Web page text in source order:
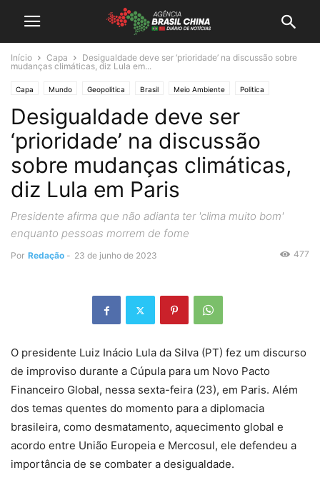
Início Capa
Desigualdade deve ser ‘prioridade’ na discussão sobre
mudanças climáticas, diz Lula em...
Capa Mundo Geopolitica Brasil Meio Ambiente Politica
Desigualdade deve ser
‘prioridade’ na discussão
sobre mudanças climáticas,
diz Lula em Paris
Presidente afirma que não adianta ter 'clima muito bom'
enquanto pessoas morrem de fome
Por Redação - 23 de junho de 2023 477
O presidente Luiz Inácio Lula da Silva (PT) fez um discurso
de improviso durante a Cúpula para um Novo Pacto
Financeiro Global, nessa sexta-feira (23), em Paris. Além
dos temas quentes do momento para a diplomacia
brasileira, como desmatamento, aquecimento global e
acordo entre União Europeia e Mercosul, ele defendeu a
importância de se combater a desigualdade.